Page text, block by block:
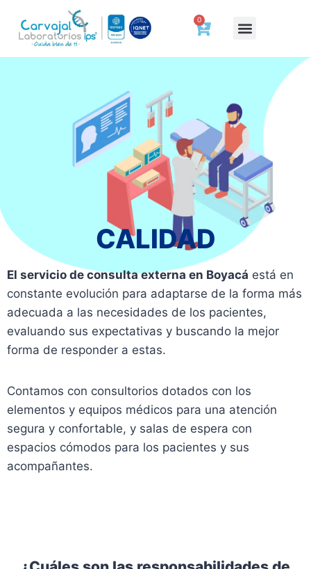
0
CALIDAD
El servicio de consulta externa en Boyacá está en
constante evolución para adaptarse de la forma más
adecuada a las necesidades de los pacientes,
evaluando sus expectativas y buscando la mejor
forma de responder a estas.
Contamos con consultorios dotados con los
elementos y equipos médicos para una atención
segura y confortable, y salas de espera con
espacios cómodos para los pacientes y sus
acompañantes.